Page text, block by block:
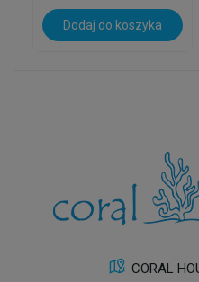
Dodaj do koszyka
CORAL